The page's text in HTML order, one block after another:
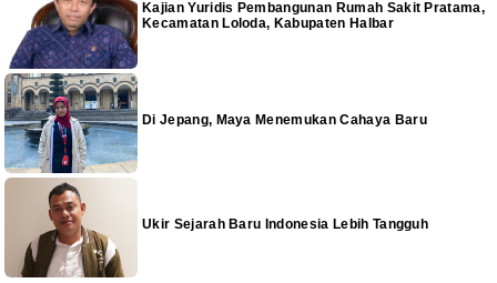
Kajian Yuridis Pembangunan Rumah Sakit Pratama,
Kecamatan Loloda, Kabupaten Halbar
Di Jepang, Maya Menemukan Cahaya Baru
Ukir Sejarah Baru Indonesia Lebih Tangguh